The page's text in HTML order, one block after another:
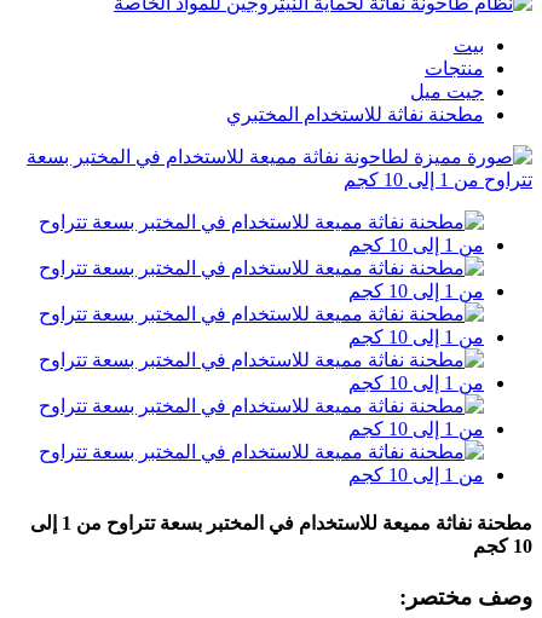
بيت
منتجات
جيت ميل
مطحنة نفاثة للاستخدام المختبري
مطحنة نفاثة مميعة للاستخدام في المختبر بسعة تتراوح من 1 إلى
10 كجم
وصف مختصر: